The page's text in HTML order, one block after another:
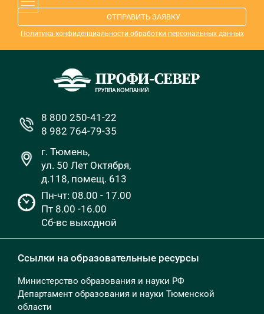
ОТПРАВИТЬ ЗАЯВКУ
Политика конфиденциальности обработки персональных данных
8 800 250-41-22
8 982 764-79-35
г. Тюмень,
ул. 50 Лет Октября,
д.118, помещ. 613
Пн-чт: 08.00 - 17.00
Пт 8.00 -16.00
Сб-вс выходной
Ссылки на образовательные ресурсы
Министерство образования и науки РФ
Департамент образования и науки Тюменской
области